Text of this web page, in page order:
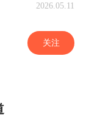
2026.05.11
关注